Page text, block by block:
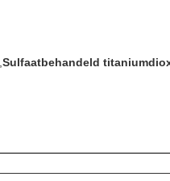
Sulfaatbehandeld